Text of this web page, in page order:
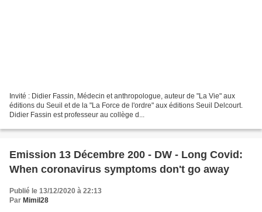
Invité : Didier Fassin, Médecin et anthropologue, auteur de "La Vie" aux
éditions du Seuil et de la "La Force de l'ordre" aux éditions Seuil Delcourt.
Didier Fassin est professeur au collège d...
Emission 13 Décembre 200 - DW - Long Covid:
When coronavirus symptoms don't go away
Publié le 13/12/2020 à 22:13
Par Mimil28